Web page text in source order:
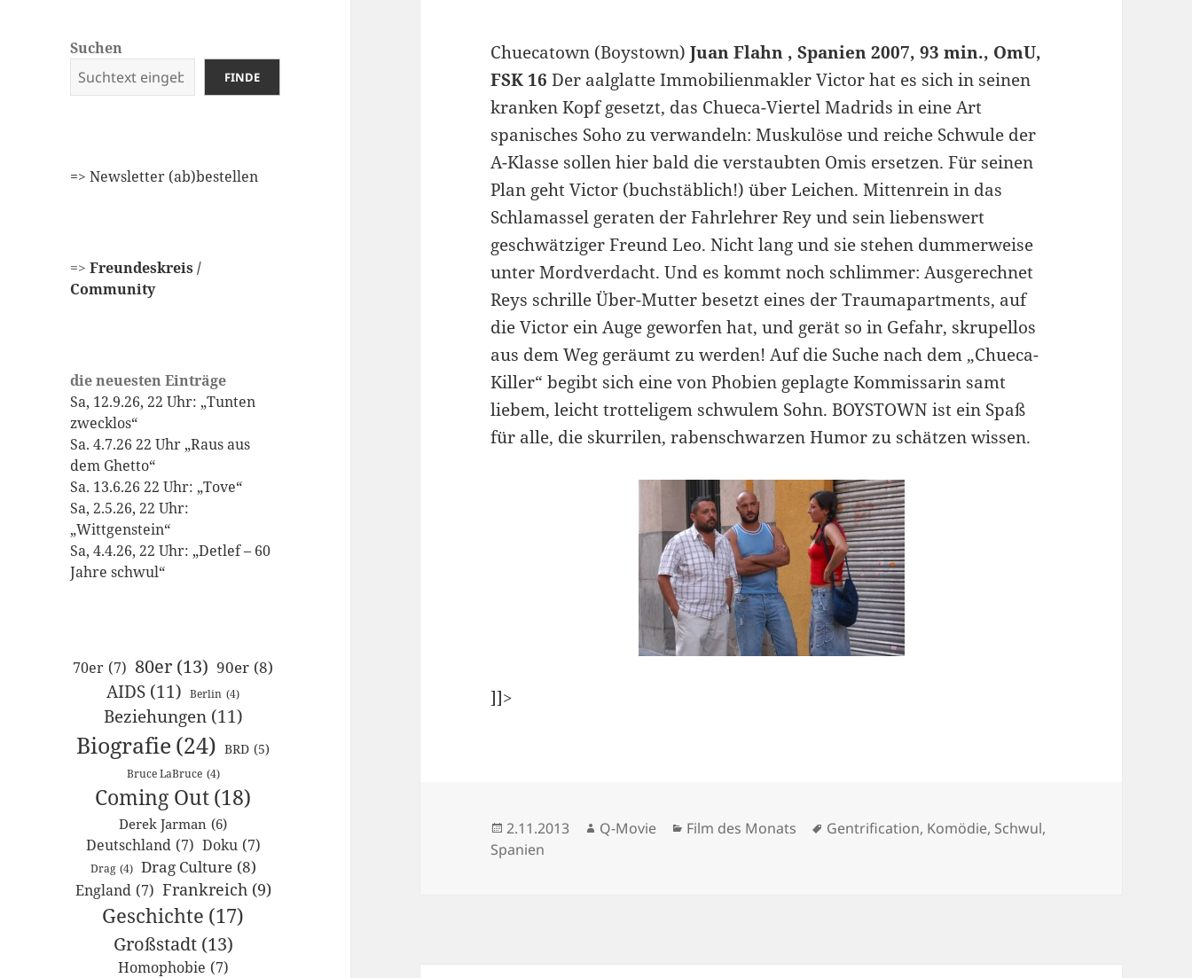
Suchen
FINDE
=> Newsletter (ab)bestellen
=>Freundeskreis /
Community
die neuesten Einträge
Sa, 12.9.26, 22 Uhr: „Tunten
zwecklos“
Sa. 4.7.26 22 Uhr „Raus aus
dem Ghetto“
Sa. 13.6.26 22 Uhr: „Tove“
Sa, 2.5.26, 22 Uhr:
„Wittgenstein“
Sa, 4.4.26, 22 Uhr: „Detlef – 60
Jahre schwul“
70er (7) 80er (13) 90er (8)
AIDS (11) Berlin (4)
Beziehungen (11)
Biografie(24) BRD (5)
Bruce LaBruce (4)
Coming Out(18)
Derek Jarman (6)
Deutschland (7) Doku (7)
Drag (4) Drag Culture (8)
England (7) Frankreich (9)
Geschichte (17)
Großstadt (13)
Homophobie (7)
Chuecatown (Boystown)Juan Flahn , Spanien 2007, 93 min., OmU,
FSK 16 Der aalglatte Immobilienmakler Victor hat es sich in seinen
kranken Kopf gesetzt, das Chueca-Viertel Madrids in eine Art
spanisches Soho zu verwandeln: Muskulöse und reiche Schwule der
A-Klasse sollen hier bald die verstaubten Omis ersetzen. Für seinen
Plan geht Victor (buchstäblich!) über Leichen. Mittenrein in das
Schlamassel geraten der Fahrlehrer Rey und sein liebenswert
geschwätziger Freund Leo. Nicht lang und sie stehen dummerweise
unter Mordverdacht. Und es kommt noch schlimmer: Ausgerechnet
Reys schrille Über-Mutter besetzt eines der Traumapartments, auf
die Victor ein Auge geworfen hat, und gerät so in Gefahr, skrupellos
aus dem Weg geräumt zu werden! Auf die Suche nach dem „Chueca-
Killer“ begibt sich eine von Phobien geplagte Kommissarin samt
liebem, leicht trotteligem schwulem Sohn. BOYSTOWN ist ein Spaß
für alle, die skurrilen, rabenschwarzen Humor zu schätzen wissen.
]]>
Veröffentlicht
am
2.11.2013 Autor
Q-Movie Kategorien
Film des Monats Schlagwörter
Gentrification, Komödie, Schwul,
Spanien